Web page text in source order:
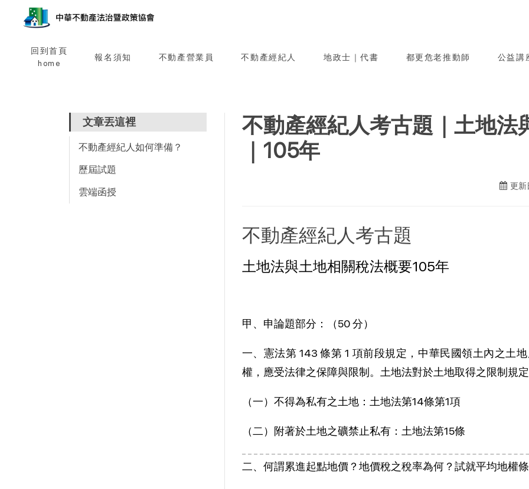
回到首頁
home
報名須知 不動產營業員 不動產經紀人 地政士｜代書 都更危老推動師 公益講
文章丟這裡
不動產經紀人如何準備？
歷屆試題
雲端函授
不動產經紀人考古題｜土地法
｜105年
更
不動產經紀人考古題
土地法與土地相關稅法概要105年
甲、申論題部分：（50 分）
一、憲法第 143 條第 1 項前段規定，中華民國領土內之土
權，應受法律之保障與限制。土地法對於土地取得之限制規
（一）不得為私有之土地：土地法第14條第1項
（二）附著於土地之礦禁止私有：土地法第15條
二、何謂累進起點地價？地價稅之稅率為何？試就平均地權